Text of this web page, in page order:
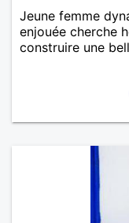
Jeune femme
enjouée cherche
construire une